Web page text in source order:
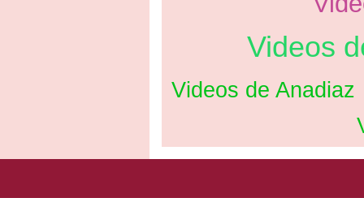
Videos
Videos de Anadiaz